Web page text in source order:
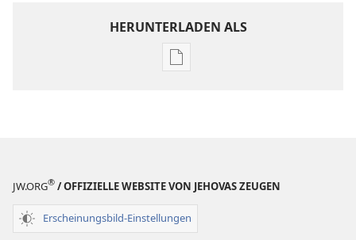
HERUNTERLADEN ALS
Downloadoptionen
Mitmachseiten
JW.ORG® / OFFIZIELLE WEBSITE VON JEHOVAS ZEUGEN
Erscheinungsbild-Einstellungen